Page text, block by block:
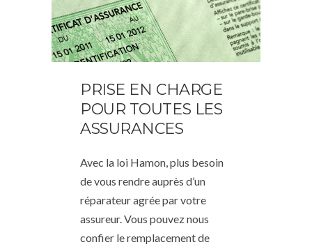
PRISE EN CHARGE
POUR TOUTES LES
ASSURANCES
Avec la loi Hamon, plus besoin
de vous rendre auprès d’un
réparateur agrée par votre
assureur. Vous pouvez nous
confier le remplacement de